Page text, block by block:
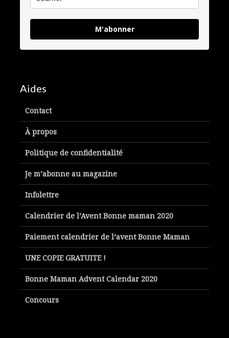
M'abonner
Aides
Contact
À propos
Politique de confidentialité
Je m’abonne au magazine
Infolettre
Calendrier de l’Avent Bonne maman 2020
Paiement calendrier de l’avent Bonne Maman
UNE COPIE GRATUITE !
Bonne Maman Advent Calendar 2020
Concours